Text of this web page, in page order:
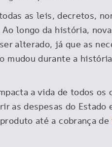
as leis, decretos,
longo da história,
alterado, já que as
mudou durante a
a vida de todos os
as despesas do
até a cobrança de